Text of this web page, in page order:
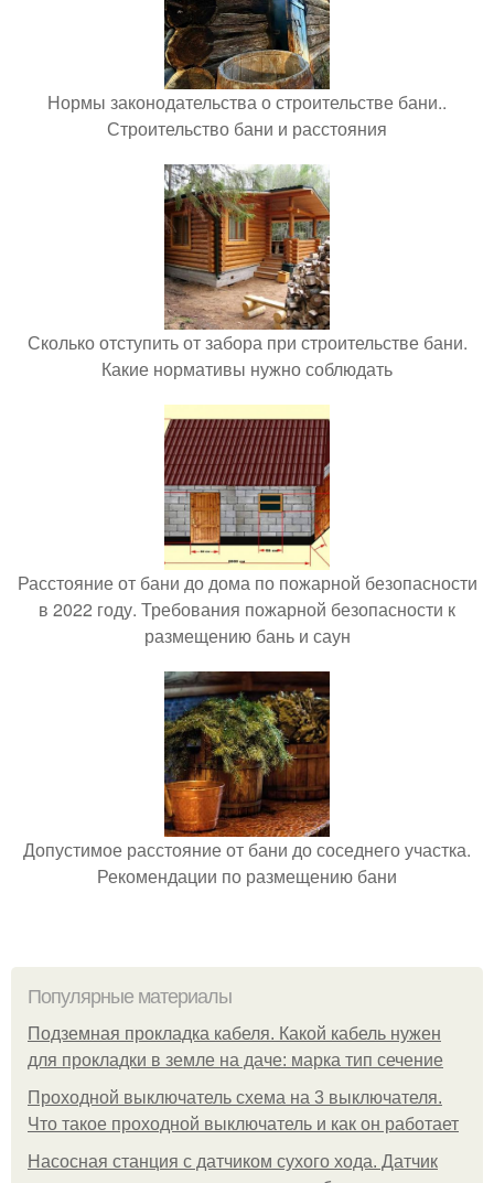
Нормы законодательства о строительстве бани..
Строительство бани и расстояния
Сколько отступить от забора при строительстве бани.
Какие нормативы нужно соблюдать
Расстояние от бани до дома по пожарной безопасности
в 2022 году. Требования пожарной безопасности к
размещению бань и саун
Допустимое расстояние от бани до соседнего участка.
Рекомендации по размещению бани
Популярные материалы
Подземная прокладка кабеля. Какой кабель нужен
для прокладки в земле на даче: марка тип сечение
Проходной выключатель схема на 3 выключателя.
Что такое проходной выключатель и как он работает
Насосная станция с датчиком сухого хода. Датчик